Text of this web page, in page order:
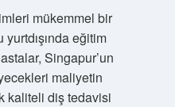
mükemmel bir
eğitim
Singapur’un
maliyetin
kaliteli diş tedavisi